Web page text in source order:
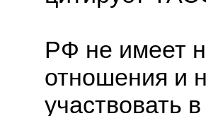
РФ не имеет
отношения и
участвовать